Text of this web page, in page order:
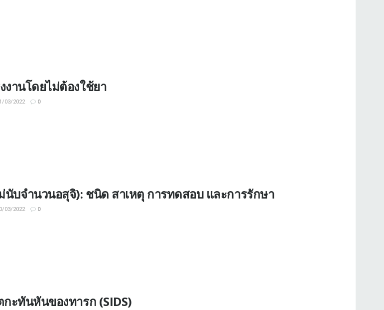
านโดยไม่ต้องใช้ยา
03/2022 0
บจำนวนอสุจิ): ชนิด สาเหตุ การทดสอบ และการรักษา
03/2022 0
ะทันหันของทารก (SIDS)